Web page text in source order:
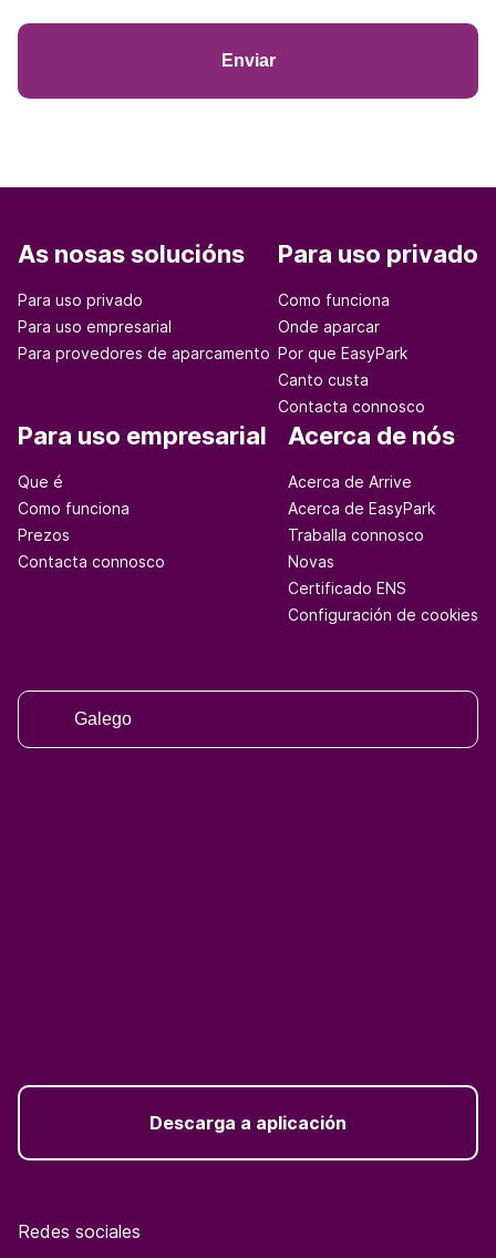
Enviar
As nosas solucións
Para uso privado
Para uso empresarial
Para provedores de aparcamento
Para uso privado
Como funciona
Onde aparcar
Por que EasyPark
Canto custa
Contacta connosco
Para uso empresarial
Que é
Como funciona
Prezos
Contacta connosco
Acerca de nós
Acerca de Arrive
Acerca de EasyPark
Traballa connosco
Novas
Certificado ENS
Configuración de cookies
Galego
Descarga a aplicación
Redes sociales